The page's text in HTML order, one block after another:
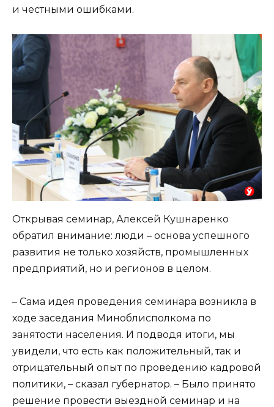
и честными ошибками.
Открывая семинар, Алексей Кушнаренко
обратил внимание: люди – основа успешного
развития не только хозяйств, промышленных
предприятий, но и регионов в целом.
– Сама идея проведения семинара возникла в
ходе заседания Миноблисполкома по
занятости населения. И подводя итоги, мы
увидели, что есть как положительный, так и
отрицательный опыт по проведению кадровой
политики, – сказал губернатор. – Было принято
решение провести выездной семинар и на